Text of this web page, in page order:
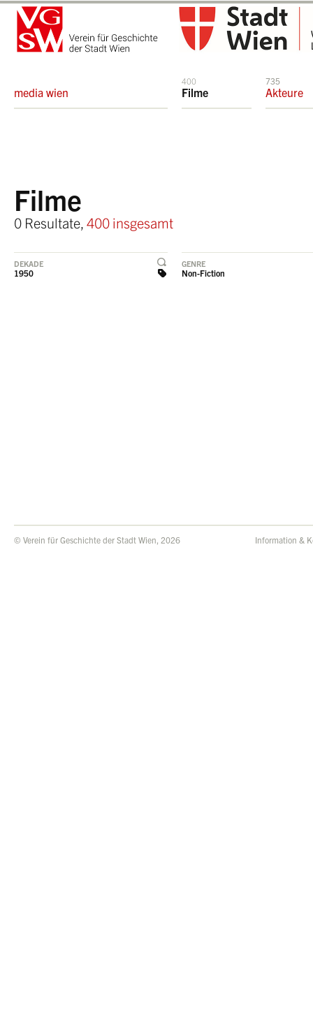
media wien
400
Filme
735
Akteure
Filme
0 Resultate, 400 insgesamt
DEKADE
1950
GENRE
Non-Fiction
© Verein für Geschichte der Stadt Wien, 2026 Information &